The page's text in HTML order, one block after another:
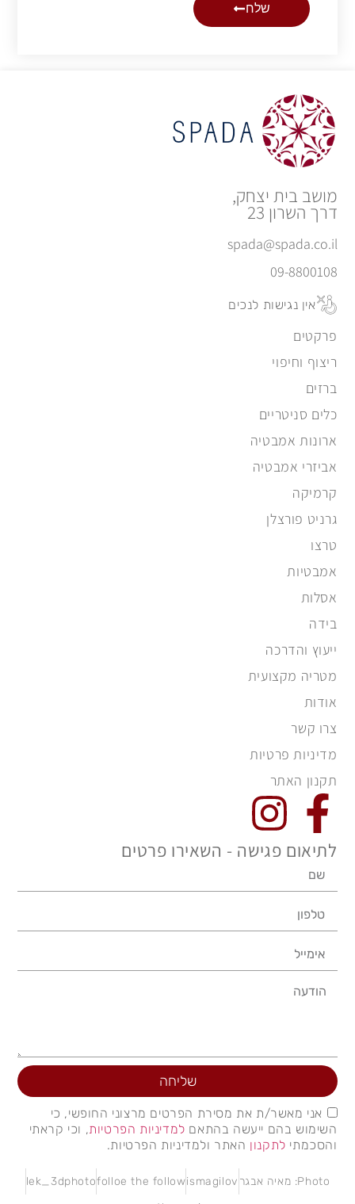
שלח
מושב בית יצחק,
דרך השרון 23
spada@spada.co.il
09-8800108
אין נגישות לנכים
פרקטים
ריצוף וחיפוי
ברזים
כלים סניטריים
ארונות אמבטיה
אביזרי אמבטיה
קרמיקה
גרניט פורצלן
טרצו
אמבטיות
אסלות
בידה
ייעוץ והדרכה
מטריה מקצועית
אודות
צרו קשר
מדיניות פרטיות
תקנון האתר
לתיאום פגישה - השאירו פרטים
אני מאשר/ת את מסירת הפרטים מרצוני החופשי, כי
השימוש בהם ייעשה בהתאם למדיניות הפרטיות, וכי קראתי
והסכמתי לתקנון האתר ולמדיניות הפרטיות.
שליחה
Photo: מאיה אבגר ismagilov
folloe the follow
lek_3dphoto